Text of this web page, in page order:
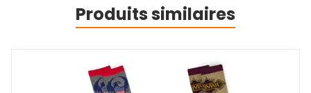
Produits similaires